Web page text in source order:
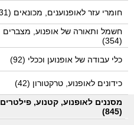
חומרי עזר לאופנוענים, מכונאים (31)
חשמל ותאורה של אופנוע, מצברים
(354)
כלי עבודה של אופנוען וככלי (92)
כידונים לאופנוע, טרקטורון (42)
מסננים לאופנוע, קטנוע, פילטרים
(845)